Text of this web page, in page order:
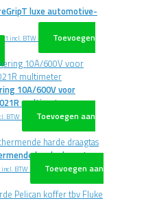
luxe automotive-
incl. BTW
Toevoegen
10A/600V voor
multimeter
BTW
Toevoegen aan
harde draagtas
incl. BTW
Toevoegen aan